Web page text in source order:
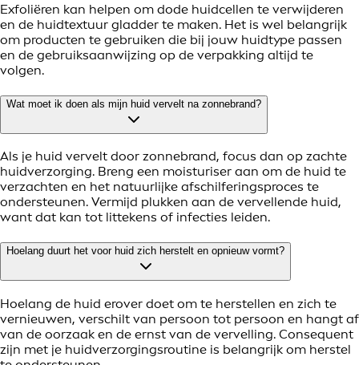
Exfoliëren kan helpen om dode huidcellen te verwijderen
en de huidtextuur gladder te maken. Het is wel belangrijk
om producten te gebruiken die bij jouw huidtype passen
en de gebruiksaanwijzing op de verpakking altijd te
volgen.
Wat moet ik doen als mijn huid vervelt na zonnebrand?
Als je huid vervelt door zonnebrand, focus dan op zachte
huidverzorging. Breng een moisturiser aan om de huid te
verzachten en het natuurlijke afschilferingsproces te
ondersteunen. Vermijd plukken aan de vervellende huid,
want dat kan tot littekens of infecties leiden.
Hoelang duurt het voor huid zich herstelt en opnieuw vormt?
Hoelang de huid erover doet om te herstellen en zich te
vernieuwen, verschilt van persoon tot persoon en hangt af
van de oorzaak en de ernst van de vervelling. Consequent
zijn met je huidverzorgingsroutine is belangrijk om herstel